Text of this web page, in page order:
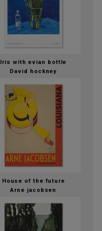
Iris with evian bottle
David hockney
House of the future
Arne jacobsen